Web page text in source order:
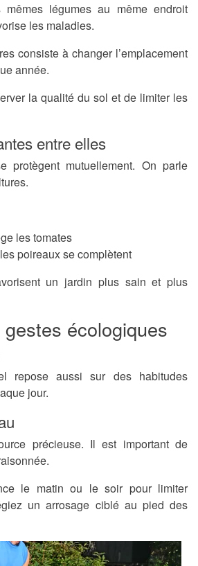
mêmes légumes au même endroit
les maladies.
consiste à changer l’emplacement
année.
la qualité du sol et de limiter les
entre elles
protègent mutuellement. On parle
les tomates
poireaux se complètent
un jardin plus sain et plus
écologiques
repose aussi sur des habitudes
jour.
précieuse. Il est important de
le matin ou le soir pour limiter
un arrosage ciblé au pied des